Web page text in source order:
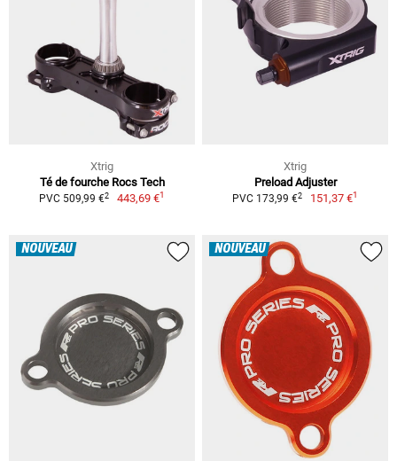
Xtrig
Té de fourche Rocs Tech
PVC 509,99 €2 443,69 €1
Xtrig
Preload Adjuster
PVC 173,99 €2 151,37 €1
NOUVEAU NOUVEAU